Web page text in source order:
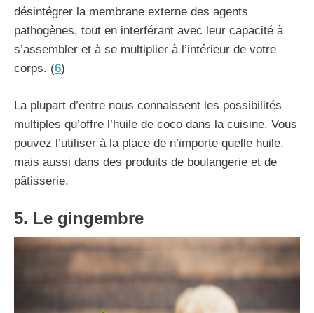
désintégrer la membrane externe des agents
pathogènes, tout en interférant avec leur capacité à
s’assembler et à se multiplier à l’intérieur de votre
corps. (6)
La plupart d’entre nous connaissent les possibilités
multiples qu’offre l’huile de coco dans la cuisine. Vous
pouvez l’utiliser à la place de n’importe quelle huile,
mais aussi dans des produits de boulangerie et de
pâtisserie.
5. Le gingembre